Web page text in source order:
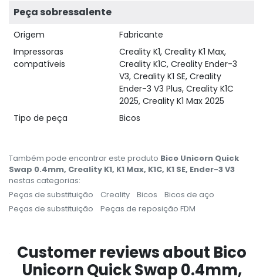
Peça sobressalente
Origem
Fabricante
Impressoras
compatíveis
Creality K1, Creality K1 Max,
Creality K1C, Creality Ender-3
V3, Creality K1 SE, Creality
Ender-3 V3 Plus, Creality K1C
2025, Creality K1 Max 2025
Tipo de peça
Bicos
Também pode encontrar este produto Bico Unicorn Quick
Swap 0.4mm, Creality K1, K1 Max, K1C, K1 SE, Ender-3 V3
nestas categorias:
Peças de substituição
Creality Bicos
Bicos de aço
Peças de substituição
Peças de reposição FDM
Customer reviews about Bico
Unicorn Quick Swap 0.4mm,